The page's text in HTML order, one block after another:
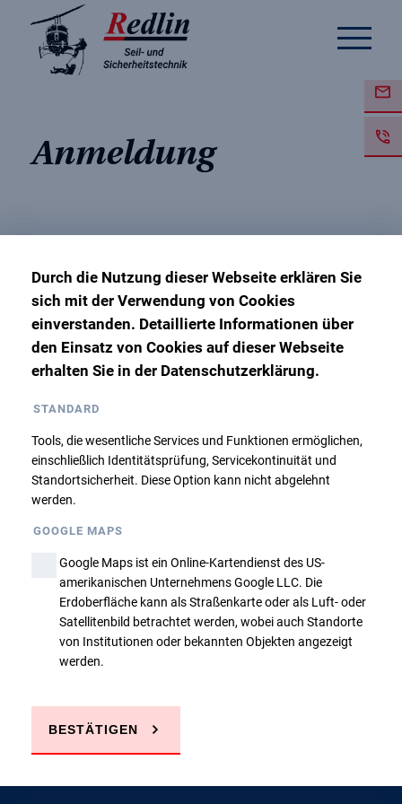
Anmeldung
Wiederholungsunterweisung
PSAgA (DGUV Regel 112-
198/199)
Ausbildungsbasis Gommern
Zurück
Sie haben Fragen?
Durch die Nutzung dieser Webseite erklären Sie
sich mit der Verwendung von Cookies
einverstanden. Detaillierte Informationen über
den Einsatz von Cookies auf dieser Webseite
erhalten Sie in der Datenschutzerklärung.
STANDARD
Tools, die wesentliche Services und Funktionen ermöglichen,
einschließlich Identitätsprüfung, Servicekontinuität und
Standortsicherheit. Diese Option kann nicht abgelehnt
werden.
GOOGLE MAPS
Google Maps ist ein Online-Kartendienst des US-
amerikanischen Unternehmens Google LLC. Die
Erdoberfläche kann als Straßenkarte oder als Luft- oder
Satellitenbild betrachtet werden, wobei auch Standorte
von Institutionen oder bekannten Objekten angezeigt
werden.
BESTÄTIGEN